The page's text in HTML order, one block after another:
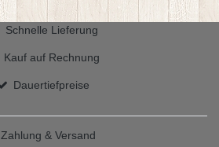
Schnelle Lieferung
Kauf auf Rechnung
Dauertiefpreise
Zahlung & Versand